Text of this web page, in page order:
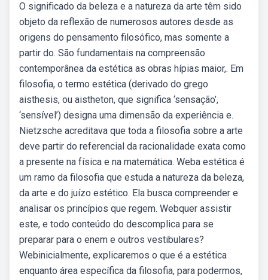
O significado da beleza e a natureza da arte têm sido
objeto da reflexão de numerosos autores desde as
origens do pensamento filosófico, mas somente a
partir do. São fundamentais na compreensão
contemporânea da estética as obras hípias maior,. Em
filosofia, o termo estética (derivado do grego
aisthesis, ou aistheton, que significa ‘sensação’,
‘sensível’) designa uma dimensão da experiência e.
Nietzsche acreditava que toda a filosofia sobre a arte
deve partir do referencial da racionalidade exata como
a presente na física e na matemática. Weba estética é
um ramo da filosofia que estuda a natureza da beleza,
da arte e do juízo estético. Ela busca compreender e
analisar os princípios que regem. Webquer assistir
este, e todo conteúdo do descomplica para se
preparar para o enem e outros vestibulares?
Webinicialmente, explicaremos o que é a estética
enquanto área específica da filosofia, para podermos,